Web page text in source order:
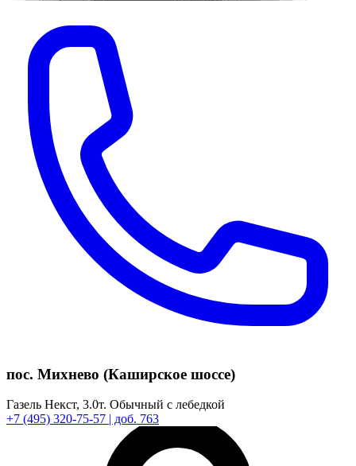
пос. Михнево (Каширское шоссе)
Газель Некст, 3.0т. Обычный с лебедкой
+7 (495) 320-75-57 | доб. 763